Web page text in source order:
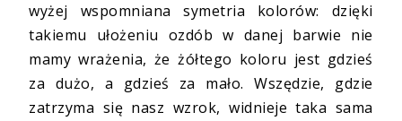
wyżej wspomniana symetria kolorów: dzięki
takiemu ułożeniu ozdób w danej barwie nie
mamy wrażenia, że żółtego koloru jest gdzieś
za dużo, a gdzieś za mało. Wszędzie, gdzie
zatrzyma się nasz wzrok, widnieje taka sama